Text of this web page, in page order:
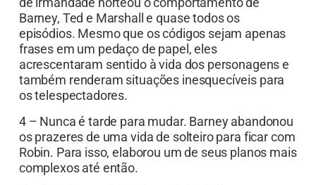
Barney, Ted e Marshall e quase todos os
episódios. Mesmo que os códigos sejam apenas
frases em um pedaço de papel, eles
acrescentaram sentido à vida dos personagens e
também renderam situações inesquecíveis para
os telespectadores.
4 – Nunca é tarde para mudar. Barney abandonou
os prazeres de uma vida de solteiro para ficar com
Robin. Para isso, elaborou um de seus planos mais
complexos até então.